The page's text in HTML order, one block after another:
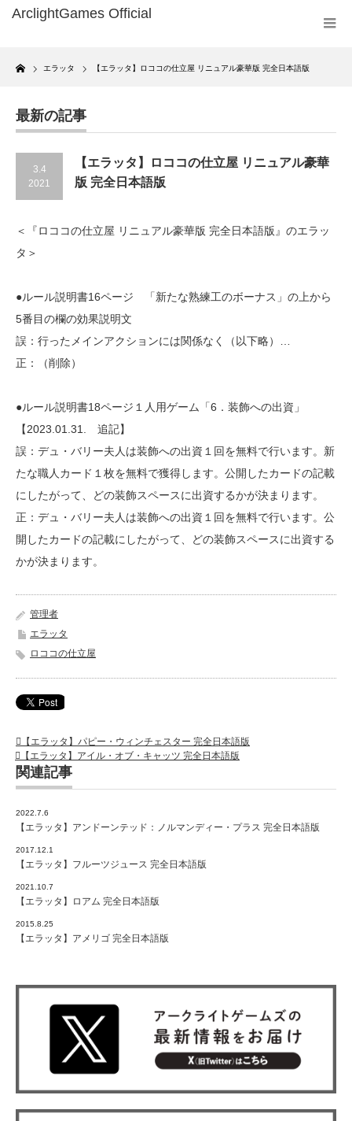
Home
エラッタ 【エラッタ】ロココの仕立屋 リニュアル豪華版 完全日本語版
最新の記事
3.4
2021
【エラッタ】ロココの仕立屋 リニュアル豪華
版 完全日本語版
＜『ロココの仕立屋 リニュアル豪華版 完全日本語版』のエラッ
タ＞
●ルール説明書16ページ 「新たな熟練工のボーナス」の上から
5番目の欄の効果説明文
誤：行ったメインアクションには関係なく（以下略）…
正：（削除）
●ルール説明書18ページ１人用ゲーム「6．装飾への出資」
【2023.01.31. 追記】
誤：デュ・バリー夫人は装飾への出資１回を無料で行います。新
たな職人カード１枚を無料で獲得します。公開したカードの記載
にしたがって、どの装飾スペースに出資するかが決まります。
正：デュ・バリー夫人は装飾への出資１回を無料で行います。公
開したカードの記載にしたがって、どの装飾スペースに出資する
かが決まります。
管理者
エラッタ
ロココの仕立屋
【エラッタ】パピー・ウィンチェスター 完全日本語版
【エラッタ】アイル・オブ・キャッツ 完全日本語版
関連記事
2022.7.6
【エラッタ】アンドーンテッド：ノルマンディー・プラス 完全日本語版
2017.12.1
【エラッタ】フルーツジュース 完全日本語版
2021.10.7
【エラッタ】ロアム 完全日本語版
2015.8.25
【エラッタ】アメリゴ 完全日本語版